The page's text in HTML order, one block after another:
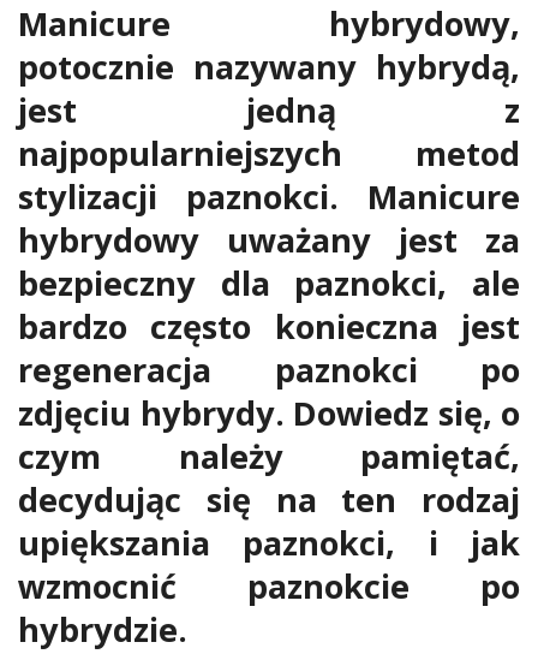
Manicure hybrydowy,
potocznie nazywany hybrydą,
jest jedną z
najpopularniejszych metod
stylizacji paznokci. Manicure
hybrydowy uważany jest za
bezpieczny dla paznokci, ale
bardzo często konieczna jest
regeneracja paznokci po
zdjęciu hybrydy. Dowiedz się, o
czym należy pamiętać,
decydując się na ten rodzaj
upiększania paznokci, i jak
wzmocnić paznokcie po
hybrydzie.